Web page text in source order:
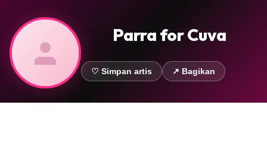
Parra for Cuva
♡ Simpan artis ↗ Bagikan